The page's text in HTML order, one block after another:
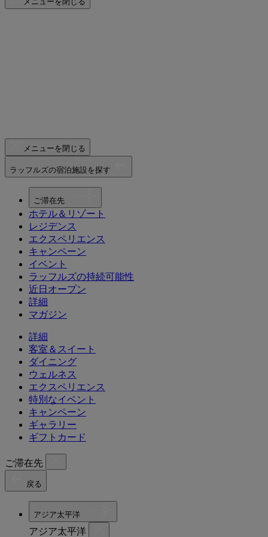
メニューを閉じる
ラッフルズの宿泊施設を探す
ご滞在先
ホテル＆リゾート
レジデンス
エクスペリエンス
キャンペーン
イベント
ラッフルズの持続可能性
近日オープン
詳細
マガジン
詳細
客室＆スイート
ダイニング
ウェルネス
エクスペリエンス
特別なイベント
キャンペーン
ギャラリー
ギフトカード
ご滞在先
戻る
アジア太平洋
アジア太平洋